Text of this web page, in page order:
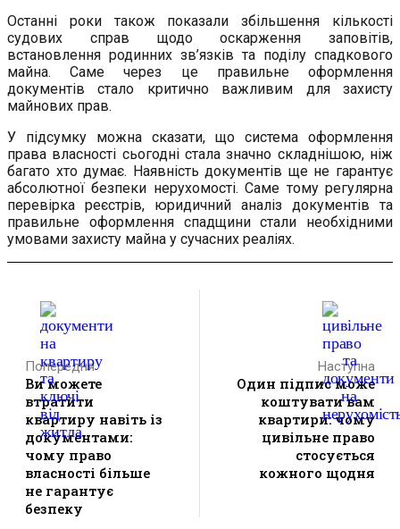
Останні роки також показали збільшення кількості
судових справ щодо оскарження заповітів,
встановлення родинних зв’язків та поділу спадкового
майна. Саме через це правильне оформлення
документів стало критично важливим для захисту
майнових прав.
У підсумку можна сказати, що система оформлення
права власності сьогодні стала значно складнішою, ніж
багато хто думає. Наявність документів ще не гарантує
абсолютної безпеки нерухомості. Саме тому регулярна
перевірка реєстрів, юридичний аналіз документів та
правильне оформлення спадщини стали необхідними
умовами захисту майна у сучасних реаліях.
Попередня
Ви можете
втратити
квартиру навіть із
документами:
чому право
власності більше
не гарантує
безпеку
Наступна
Один підпис може
коштувати вам
квартири: чому
цивільне право
стосується
кожного щодня